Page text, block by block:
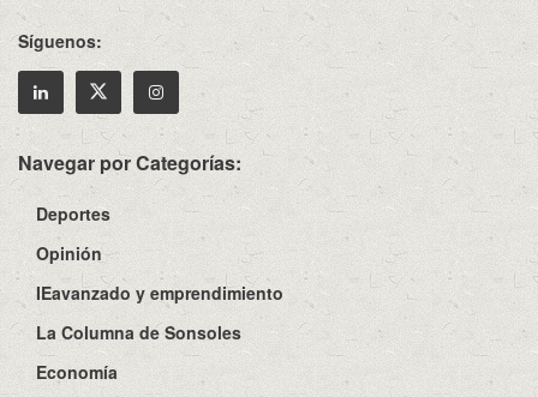
Síguenos:
Navegar por Categorías:
Deportes
Opinión
IEavanzado y emprendimiento
La Columna de Sonsoles
Economía